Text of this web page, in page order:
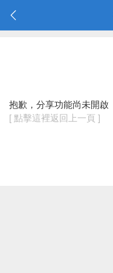
抱歉，分享功能尚未開啟
[ 點擊這裡返回上一頁 ]